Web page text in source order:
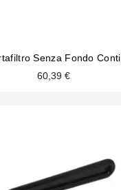
Senza Fondo Conti
60,39 €